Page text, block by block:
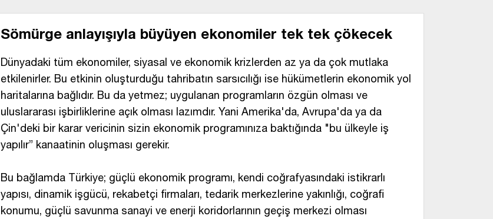
Sömürge anlayışıyla büyüyen ekonomiler tek tek çökecek
Dünyadaki tüm ekonomiler, siyasal ve ekonomik krizlerden az ya da çok mutlaka
etkilenirler. Bu etkinin oluşturduğu tahribatın sarsıcılığı ise hükümetlerin ekonomik yol
haritalarına bağlıdır. Bu da yetmez; uygulanan programların özgün olması ve
uluslararası işbirliklerine açık olması lazımdır. Yani Amerika'da, Avrupa'da ya da
Çin'deki bir karar vericinin sizin ekonomik programınıza baktığında "bu ülkeyle iş
yapılır” kanaatinin oluşması gerekir.
Bu bağlamda Türkiye; güçlü ekonomik programı, kendi coğrafyasındaki istikrarlı
yapısı, dinamik işgücü, rekabetçi firmaları, tedarik merkezlerine yakınlığı, coğrafi
konumu, güçlü savunma sanayi ve enerji koridorlarının geçiş merkezi olması